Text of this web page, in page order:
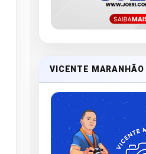
VICENTE MARANHÃO